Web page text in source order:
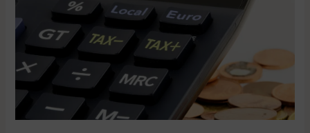
dodatkowych
zarobkach